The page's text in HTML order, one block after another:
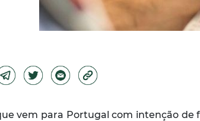
vem para Portugal com intenção de